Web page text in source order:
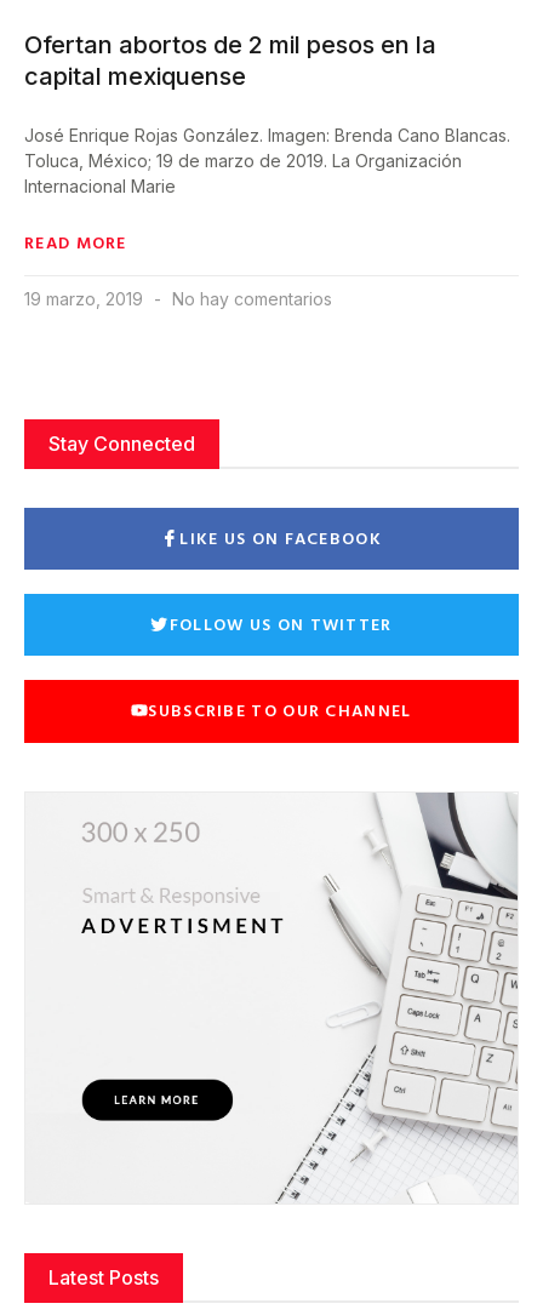
Ofertan abortos de 2 mil pesos en la
capital mexiquense
José Enrique Rojas González. Imagen: Brenda Cano Blancas.
Toluca, México; 19 de marzo de 2019. La Organización
Internacional Marie
READ MORE
19 marzo, 2019 No hay comentarios
Stay Connected
LIKE US ON FACEBOOK
FOLLOW US ON TWITTER
SUBSCRIBE TO OUR CHANNEL
Latest Posts